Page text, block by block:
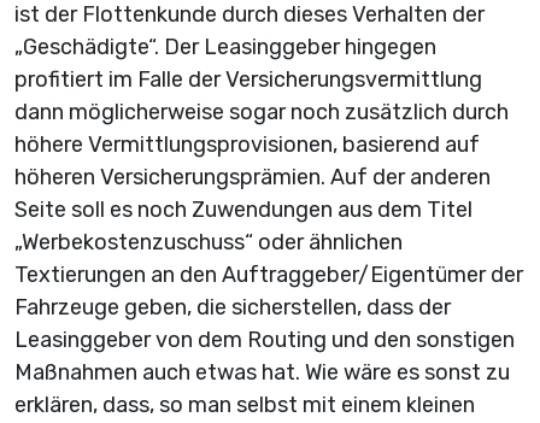
ist der Flottenkunde durch dieses Verhalten der
„Geschädigte“. Der Leasinggeber hingegen
profitiert im Falle der Versicherungsvermittlung
dann möglicherweise sogar noch zusätzlich durch
höhere Vermittlungsprovisionen, basierend auf
höheren Versicherungsprämien. Auf der anderen
Seite soll es noch Zuwendungen aus dem Titel
„Werbekostenzuschuss“ oder ähnlichen
Textierungen an den Auftraggeber/Eigentümer der
Fahrzeuge geben, die sicherstellen, dass der
Leasinggeber von dem Routing und den sonstigen
Maßnahmen auch etwas hat. Wie wäre es sonst zu
erklären, dass, so man selbst mit einem kleinen